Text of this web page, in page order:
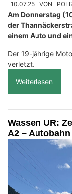
10.07.25 VON
Am Donnerstag
der
einem Auto und
Der 19-jährige
verletzt.
Weiterlesen
Wassen UR:
A2 –